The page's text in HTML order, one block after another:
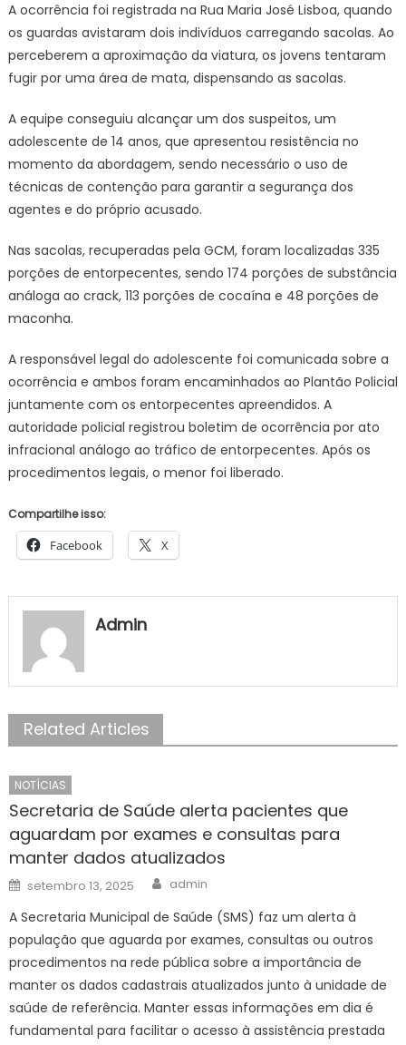
300
porções
de
Hungares
A ocorrência foi registrada na Rua Maria José Lisboa, quando
os guardas avistaram dois indivíduos carregando sacolas. Ao
perceberem a aproximação da viatura, os jovens tentaram
fugir por uma área de mata, dispensando as sacolas.
A equipe conseguiu alcançar um dos suspeitos, um
adolescente de 14 anos, que apresentou resistência no
momento da abordagem, sendo necessário o uso de
técnicas de contenção para garantir a segurança dos
agentes e do próprio acusado.
Nas sacolas, recuperadas pela GCM, foram localizadas 335
porções de entorpecentes, sendo 174 porções de substância
análoga ao crack, 113 porções de cocaína e 48 porções de
maconha.
A responsável legal do adolescente foi comunicada sobre a
ocorrência e ambos foram encaminhados ao Plantão Policial
juntamente com os entorpecentes apreendidos. A
autoridade policial registrou boletim de ocorrência por ato
infracional análogo ao tráfico de entorpecentes. Após os
procedimentos legais, o menor foi liberado.
Compartilhe isso:
Facebook X
Admin
Related Articles
NOTÍCIAS
Secretaria de Saúde alerta pacientes que
aguardam por exames e consultas para
manter dados atualizados
Posted
on
setembro 13, 2025 Author
admin
A Secretaria Municipal de Saúde (SMS) faz um alerta à
população que aguarda por exames, consultas ou outros
procedimentos na rede pública sobre a importância de
manter os dados cadastrais atualizados junto à unidade de
saúde de referência. Manter essas informações em dia é
fundamental para facilitar o acesso à assistência prestada